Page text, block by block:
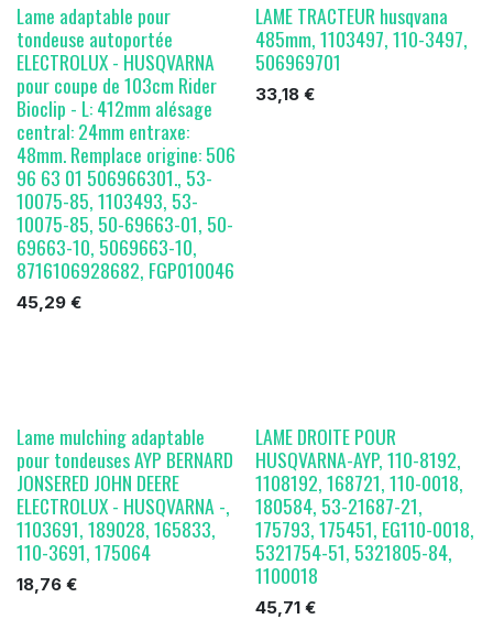
Lame adaptable pour
tondeuse autoportée
ELECTROLUX - HUSQVARNA
pour coupe de 103cm Rider
Bioclip - L: 412mm alésage
central: 24mm entraxe:
48mm. Remplace origine: 506
96 63 01 506966301., 53-
10075-85, 1103493, 53-
10075-85, 50-69663-01, 50-
69663-10, 5069663-10,
8716106928682, FGP010046
45,29 €
LAME TRACTEUR husqvana
485mm, 1103497, 110-3497,
506969701
33,18€
Lame mulching adaptable
pour tondeuses AYP BERNARD
JONSERED JOHN DEERE
ELECTROLUX - HUSQVARNA -,
1103691, 189028, 165833,
110-3691, 175064
18,76 €
LAME DROITE POUR
HUSQVARNA-AYP, 110-8192,
1108192, 168721, 110-0018,
180584, 53-21687-21,
175793, 175451, EG110-0018,
5321754-51, 5321805-84,
1100018
45,71€